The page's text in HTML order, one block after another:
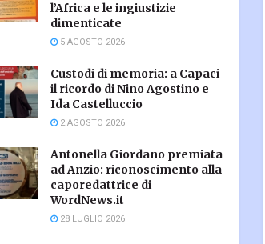
l’Africa e le ingiustizie
dimenticate
5 AGOSTO 2026
Custodi di memoria: a Capaci
il ricordo di Nino Agostino e
Ida Castelluccio
2 AGOSTO 2026
Antonella Giordano premiata
ad Anzio: riconoscimento alla
caporedattrice di
WordNews.it
28 LUGLIO 2026